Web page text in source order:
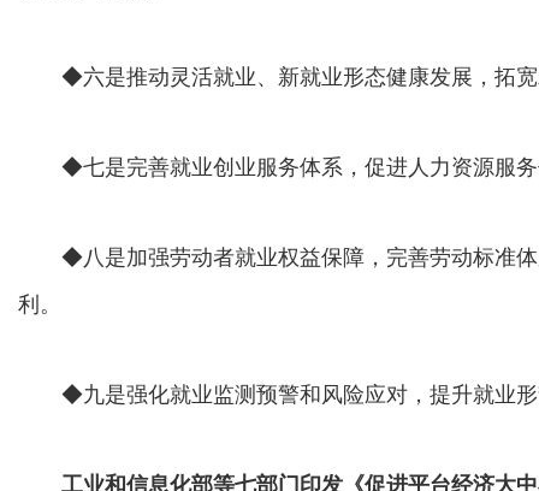
◆六是推动灵活就业、新就业形态健康发展，拓宽
◆七是完善就业创业服务体系，促进人力资源服务
◆八是加强劳动者就业权益保障，完善劳动标准体
利。
◆九是强化就业监测预警和风险应对，提升就业形
工业和信息化部等七部门印发《促进平台经济大